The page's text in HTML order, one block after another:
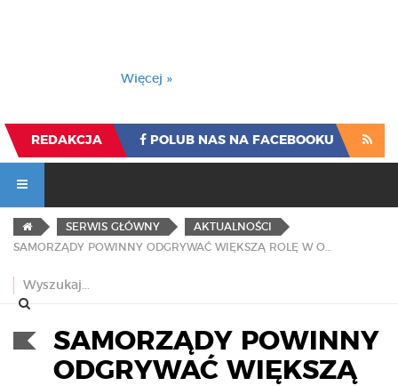
Więcej »
REDAKCJA POLUB NAS NA FACEBOOKU
SERWIS GŁÓWNY
AKTUALNOŚCI
SAMORZĄDY POWINNY
ODGRYWAĆ WIĘKSZĄ